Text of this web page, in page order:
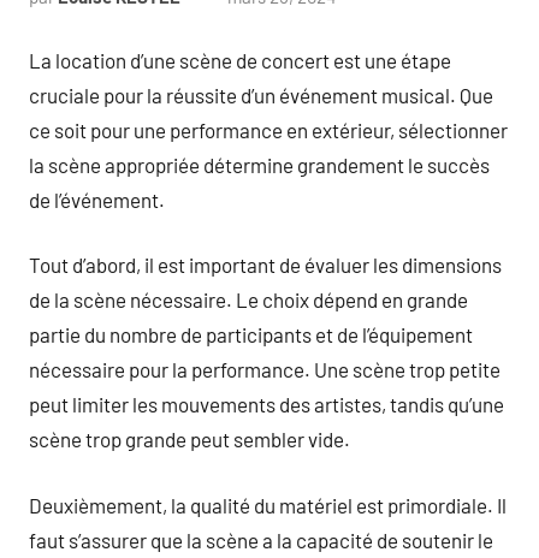
La location d’une scène de concert est une étape
cruciale pour la réussite d’un événement musical. Que
ce soit pour une performance en extérieur, sélectionner
la scène appropriée détermine grandement le succès
de l’événement.
Tout d’abord, il est important de évaluer les dimensions
de la scène nécessaire. Le choix dépend en grande
partie du nombre de participants et de l’équipement
nécessaire pour la performance. Une scène trop petite
peut limiter les mouvements des artistes, tandis qu’une
scène trop grande peut sembler vide.
Deuxièmement, la qualité du matériel est primordiale. Il
faut s’assurer que la scène a la capacité de soutenir le